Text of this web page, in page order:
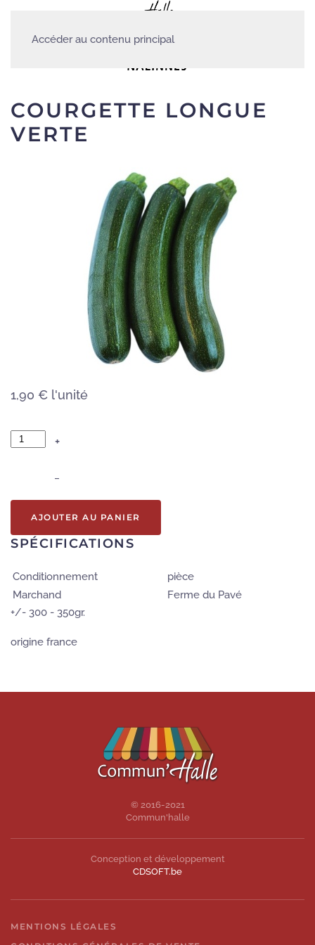
Accéder au contenu principal
COURGETTE LONGUE
VERTE
1,90 € l'unité
+
–
AJOUTER AU PANIER
SPÉCIFICATIONS
Conditionnement
pièce
Marchand
Ferme du Pavé
+/- 300 - 350gr.
origine france
© 2016-2021
Commun'halle
Conception et développement
CDSOFT.be
MENTIONS LÉGALES